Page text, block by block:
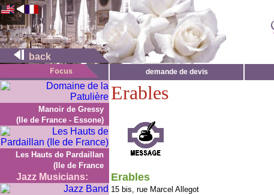
back
demande de devis
Manoir de Gressy
(Ile de France - Essone)
Les Hauts de Pardaillan
(Ile de France
Jazz Musicians:
Erables
Erables
15 bis, rue Marcel Allegot